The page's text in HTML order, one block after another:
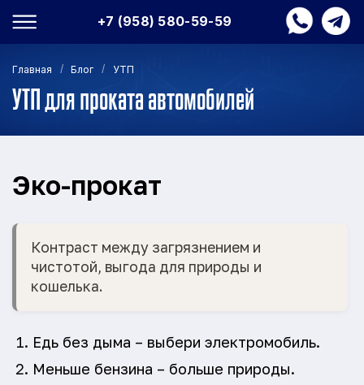
+7 (958) 580-59-59
Главная / Блог / УТП
УТП для проката автомобилей
Эко-прокат
Контраст между загрязнением и
чистотой, выгода для природы и
кошелька.
Едь без дыма – выбери электромобиль.
Меньше бензина – больше природы.